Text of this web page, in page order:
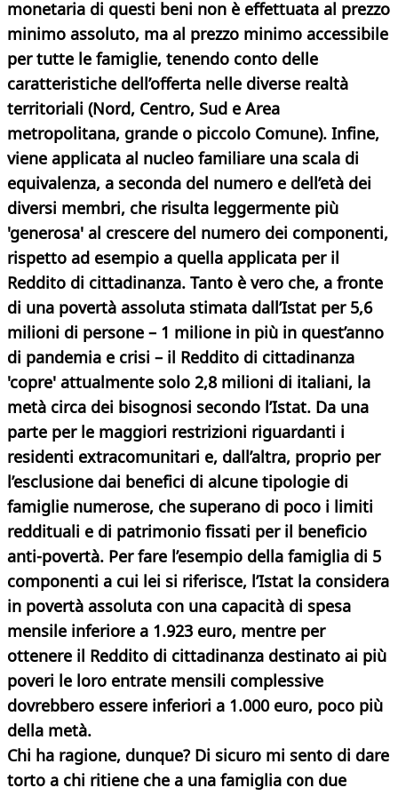
monetaria di questi beni non è effettuata al prezzo
minimo assoluto, ma al prezzo minimo accessibile
per tutte le famiglie, tenendo conto delle
caratteristiche dell’offerta nelle diverse realtà
territoriali (Nord, Centro, Sud e Area
metropolitana, grande o piccolo Comune). Infine,
viene applicata al nucleo familiare una scala di
equivalenza, a seconda del numero e dell’età dei
diversi membri, che risulta leggermente più
'generosa' al crescere del numero dei componenti,
rispetto ad esempio a quella applicata per il
Reddito di cittadinanza. Tanto è vero che, a fronte
di una povertà assoluta stimata dall’Istat per 5,6
milioni di persone – 1 milione in più in quest’anno
di pandemia e crisi – il Reddito di cittadinanza
'copre' attualmente solo 2,8 milioni di italiani, la
metà circa dei bisognosi secondo l’Istat. Da una
parte per le maggiori restrizioni riguardanti i
residenti extracomunitari e, dall’altra, proprio per
l’esclusione dai benefici di alcune tipologie di
famiglie numerose, che superano di poco i limiti
reddituali e di patrimonio fissati per il beneficio
anti-povertà. Per fare l’esempio della famiglia di 5
componenti a cui lei si riferisce, l’Istat la considera
in povertà assoluta con una capacità di spesa
mensile inferiore a 1.923 euro, mentre per
ottenere il Reddito di cittadinanza destinato ai più
poveri le loro entrate mensili complessive
dovrebbero essere inferiori a 1.000 euro, poco più
della metà.
Chi ha ragione, dunque? Di sicuro mi sento di dare
torto a chi ritiene che a una famiglia con due